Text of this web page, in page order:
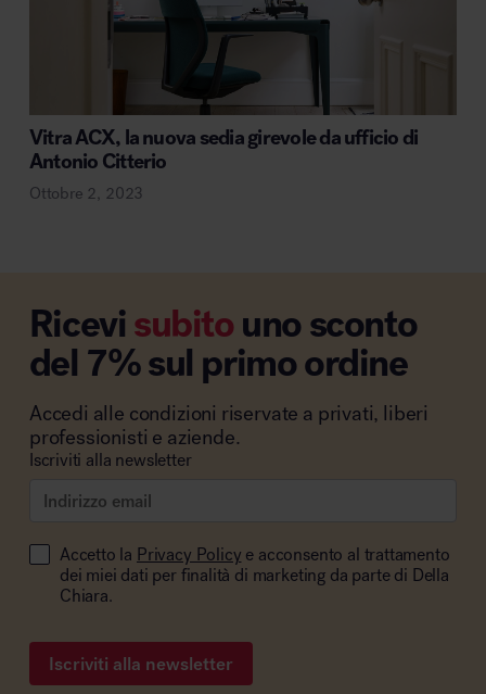
Vitra ACX, la nuova sedia girevole da ufficio di
Antonio Citterio
Ottobre 2, 2023
Ricevisubitouno sconto
del 7% sul primo ordine
Accedi alle condizioni riservate a privati, liberi
professionisti e aziende.
Iscriviti alla newsletter
Accetto la Privacy Policy e acconsento al trattamento
dei miei dati per finalità di marketing da parte di Della
Chiara.
Iscriviti alla newsletter